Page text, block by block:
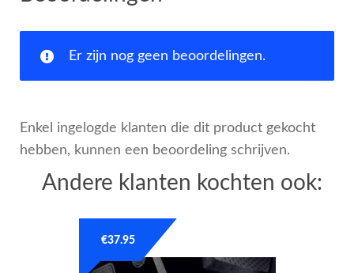
Er zijn nog geen beoordelingen.
Enkel ingelogde klanten die dit product gekocht
hebben, kunnen een beoordeling schrijven.
Andere klanten kochten ook:
€37.95